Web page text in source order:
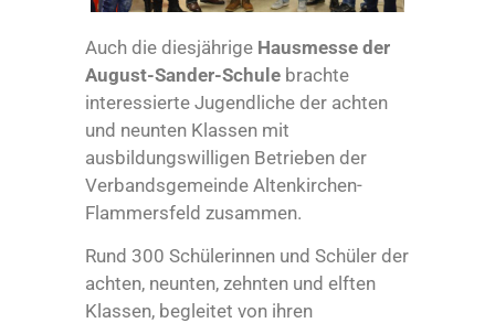
Auch die diesjährige Hausmesse der
August-Sander-Schule brachte
interessierte Jugendliche der achten
und neunten Klassen mit
ausbildungswilligen Betrieben der
Verbandsgemeinde Altenkirchen-
Flammersfeld zusammen.
Rund 300 Schülerinnen und Schüler der
achten, neunten, zehnten und elften
Klassen, begleitet von ihren